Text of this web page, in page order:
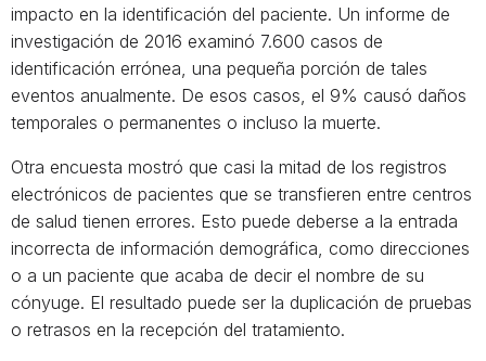
impacto en la identificación del paciente. Un informe de
investigación de 2016 examinó 7.600 casos de
identificación errónea, una pequeña porción de tales
eventos anualmente. De esos casos, el 9% causó daños
temporales o permanentes o incluso la muerte.
Otra encuesta mostró que casi la mitad de los registros
electrónicos de pacientes que se transfieren entre centros
de salud tienen errores. Esto puede deberse a la entrada
incorrecta de información demográfica, como direcciones
o a un paciente que acaba de decir el nombre de su
cónyuge. El resultado puede ser la duplicación de pruebas
o retrasos en la recepción del tratamiento.